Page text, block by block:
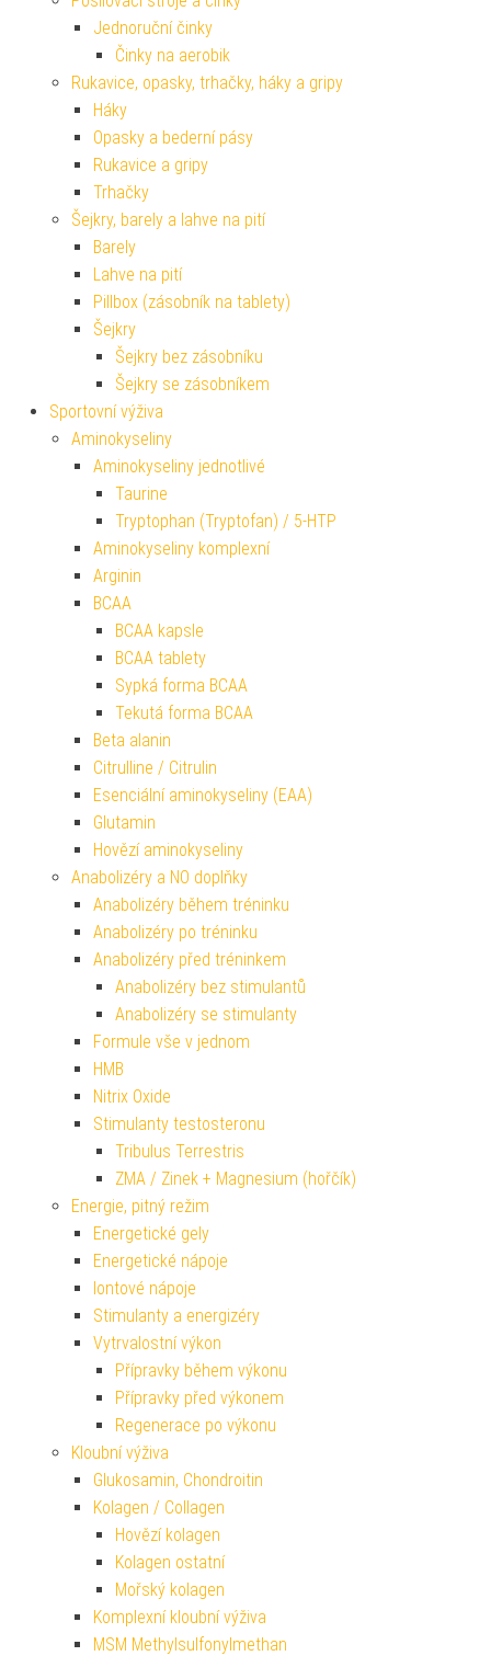
Jednoruční činky
Činky na aerobik
Rukavice, opasky, trhačky, háky a gripy
Háky
Opasky a bederní pásy
Rukavice a gripy
Trhačky
Šejkry, barely a lahve na pití
Barely
Lahve na pití
Pillbox (zásobník na tablety)
Šejkry
Šejkry bez zásobníku
Šejkry se zásobníkem
Sportovní výživa
Aminokyseliny
Aminokyseliny jednotlivé
Taurine
Tryptophan (Tryptofan) / 5-HTP
Aminokyseliny komplexní
Arginin
BCAA
BCAA kapsle
BCAA tablety
Sypká forma BCAA
Tekutá forma BCAA
Beta alanin
Citrulline / Citrulin
Esenciální aminokyseliny (EAA)
Glutamin
Hovězí aminokyseliny
Anabolizéry a NO doplňky
Anabolizéry během tréninku
Anabolizéry po tréninku
Anabolizéry před tréninkem
Anabolizéry bez stimulantů
Anabolizéry se stimulanty
Formule vše v jednom
HMB
Nitrix Oxide
Stimulanty testosteronu
Tribulus Terrestris
ZMA / Zinek + Magnesium (hořčík)
Energie, pitný režim
Energetické gely
Energetické nápoje
Iontové nápoje
Stimulanty a energizéry
Vytrvalostní výkon
Přípravky během výkonu
Přípravky před výkonem
Regenerace po výkonu
Kloubní výživa
Glukosamin, Chondroitin
Kolagen / Collagen
Hovězí kolagen
Kolagen ostatní
Mořský kolagen
Komplexní kloubní výživa
MSM Methylsulfonylmethan